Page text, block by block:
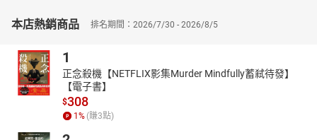
本店熱銷商品 排名期間：2026/7/30 - 2026/8/5
1
正念殺機【NETFLIX影集Murder Mindfully蓄弒待發】
【電子書】
$308
1 % (賺3點)